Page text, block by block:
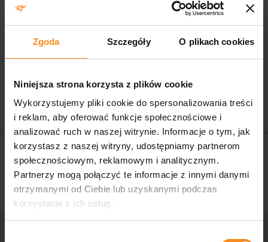
Zgoda Szczegóły O plikach cookies
Niniejsza strona korzysta z plików cookie
Wykorzystujemy pliki cookie do spersonalizowania treści
i reklam, aby oferować funkcje społecznościowe i
analizować ruch w naszej witrynie. Informacje o tym, jak
korzystasz z naszej witryny, udostępniamy partnerom
społecznościowym, reklamowym i analitycznym.
Partnerzy mogą połączyć te informacje z innymi danymi
otrzymanymi od Ciebie lub uzyskanymi podczas
korzystania z ich usług.
Mensaje de navegación
Sala de clasificación